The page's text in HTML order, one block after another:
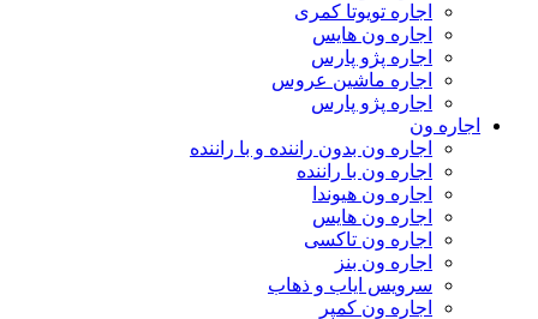
اجاره تویوتا کمری
اجاره ون هایس
اجاره پژو پارس
اجاره ماشین عروس
اجاره پژو پارس
اجاره ون
اجاره ون بدون راننده و با راننده
اجاره ون با راننده
اجاره ون هیوندا
اجاره ون هایس
اجاره ون تاکسی
اجاره ون بنز
سرویس ایاب و ذهاب
اجاره ون کمپر